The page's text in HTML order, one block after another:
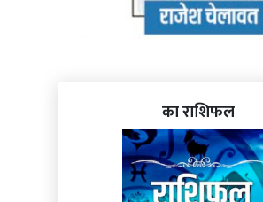
का राशिफल